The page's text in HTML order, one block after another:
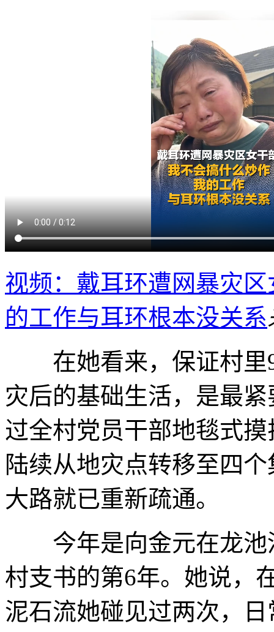
视频：戴耳环遭网暴灾
的工作与耳环根本没关系
在她看来，保证村里
灾后的基础生活，是最
过全村党员干部地毯式
陆续从地灾点转移至四
大路就已重新疏通。
今年是向金元在龙池
村支书的第6年。她说，
泥石流她碰见过两次，